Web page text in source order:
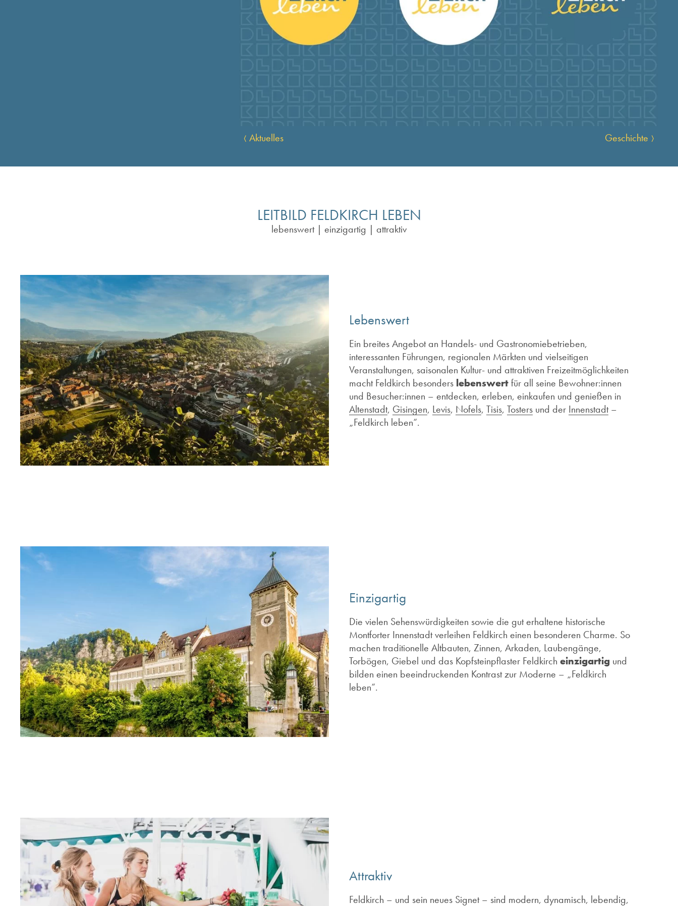
Aktuelles Geschichte
LEITBILD FELDKIRCH LEBEN
lebenswert | einzigartig | attraktiv
Lebenswert
Ein breites Angebot an Handels- und Gastronomiebetrieben,
interessanten Führungen, regionalen Märkten und vielseitigen
Veranstaltungen, saisonalen Kultur- und attraktiven Freizeitmöglichkeiten
macht Feldkirch besonders lebenswertfür all seine Bewohner:innen
und Besucher:innen – entdecken, erleben, einkaufen und genießen in
Altenstadt, Gisingen, Levis, Nofels, Tisis, Tosters und der Innenstadt–
„Feldkirch leben“.
Einzigartig
Die vielen Sehenswürdigkeiten sowie die gut erhaltene historische
Montforter Innenstadt verleihen Feldkirch einen besonderen Charme. So
machen traditionelle Altbauten, Zinnen, Arkaden, Laubengänge,
Torbögen, Giebel und das Kopfsteinpflaster Feldkirch einzigartig und
bilden einen beeindruckenden Kontrast zur Moderne – „Feldkirch
leben“.
Attraktiv
Feldkirch – und sein neues Signet – sind modern, dynamisch, lebendig,